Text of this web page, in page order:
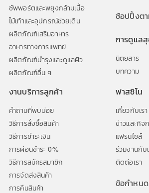
ซัพพอร์ตและพยุงกล้ามเนื้อ
ไม้เท้าและอุปกรณ์ช่วยเดิน
ผลิตภัณฑ์เสริมอาหาร
อาหารทางการแพทย์
ผลิตภัณฑ์บำรุงและดูแลผิว
ผลิตภัณฑ์อื่น ๆ
ช้อปปิ้งต
การดูแล
นิตยสาร
บทความ
งานบริการลูกค้า
คำถามที่พบบ่อย
วิธีการสั่งซื้อสินค้า
วิธีการชำระเงิน
การผ่อนชำระ 0%
วิธีการสมัครสมาชิก
การจัดส่งสินค้า
การคืนสินค้า
ฟาสซิโน
เกี่ยวกับเรา
ข่าวและกิจ
แฟรนไซส์
ร่วมงานกับ
ติดต่อเรา
ข้อกำหนด